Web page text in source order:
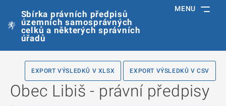
Sbírka právních předpisů
územních samosprávných
celků a některých správních
úřadů
MENU
EXPORT VÝSLEDKŮ V XLSX EXPORT VÝSLEDKŮ V CSV
Obec Libiš - právní předpisy